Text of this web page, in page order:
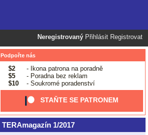
Neregistrovaný Přihlásit Registrovat
Podpořte nás
$2
- Ikona patrona na poradně
$5
- Poradna bez reklam
$10
- Soukromé poradenství
STAŇTE SE PATRONEM
TERAmagazín 1/2017